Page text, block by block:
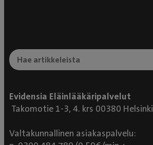
Evidensia Eläinlääkäripalvelut
Takomotie 1-3, 4. krs 00380 Helsinki
Valtakunnallinen asiakaspalvelu: